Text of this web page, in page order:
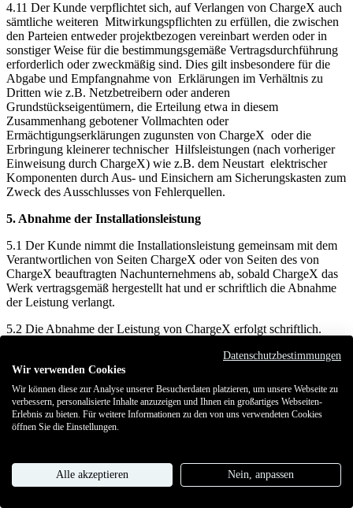
4.11 Der Kunde verpflichtet sich, auf Verlangen von ChargeX auch
sämtliche weiteren Mitwirkungspflichten zu erfüllen, die zwischen
den Parteien entweder projektbezogen vereinbart werden oder in
sonstiger Weise für die bestimmungsgemäße Vertragsdurchführung
erforderlich oder zweckmäßig sind. Dies gilt insbesondere für die
Abgabe und Empfangnahme von Erklärungen im Verhältnis zu
Dritten wie z.B. Netzbetreibern oder anderen
Grundstückseigentümern, die Erteilung etwa in diesem
Zusammenhang gebotener Vollmachten oder
Ermächtigungserklärungen zugunsten von ChargeX oder die
Erbringung kleinerer technischer Hilfsleistungen (nach vorheriger
Einweisung durch ChargeX) wie z.B. dem Neustart elektrischer
Komponenten durch Aus- und Einsichern am Sicherungskasten zum
Zweck des Ausschlusses von Fehlerquellen.
5. Abnahme der Installationsleistung
5.1 Der Kunde nimmt die Installationsleistung gemeinsam mit dem
Verantwortlichen von Seiten ChargeX oder von Seiten des von
ChargeX beauftragten Nachunternehmens ab, sobald ChargeX das
Werk vertragsgemäß hergestellt hat und er schriftlich die Abnahme
der Leistung verlangt.
5.2 Die Abnahme der Leistung von ChargeX erfolgt schriftlich.
5.3 Bei der Abnahme werden ChargeX und der Kunde nach
gemeinsamer Inaugenscheinnahme und Prüfung des Werks ein
schriftliches Protokoll (im Folgenden „Abnahmeprotokoll“)
anfertigen, das von beiden Parteien zu unterzeichnen ist.
5.4 Eine Zustandsfeststellung kann sowohl der Kunde als auch
Zustandsfeststellung selbst.
Datenschutzbestimmungen
Wir verwenden Cookies
Wir können diese zur Analyse unserer Besucherdaten platzieren, um unsere Webseite zu
verbessern, personalisierte Inhalte anzuzeigen und Ihnen ein großartiges Webseiten-
Erlebnis zu bieten. Für weitere Informationen zu den von uns verwendeten Cookies
öffnen Sie die Einstellungen.
Alle akzeptieren Nein, anpassen